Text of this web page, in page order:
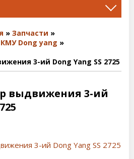
Запчасти
Dong yang
3-ий Dong Yang SS 2725
выдвижения 3-ий